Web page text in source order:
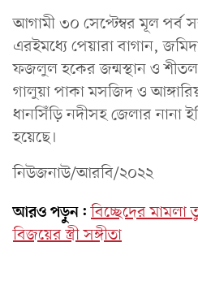
আগামী ৩০ সেপ্টেম্বর মূল পর্ব
এরইমধ্যে পেয়ারা বাগান,
ফজলুল হকের জন্মস্থান ও
গালুয়া পাকা মসজিদ ও
ধানসিঁড়ি নদীসহ জেলার নানা
হয়েছে।
নিউজনাউ/আরবি/২০২২
আরও পড়ুন: বিচ্ছেদের মামলা
বিজয়ের স্ত্রী সঙ্গীতা